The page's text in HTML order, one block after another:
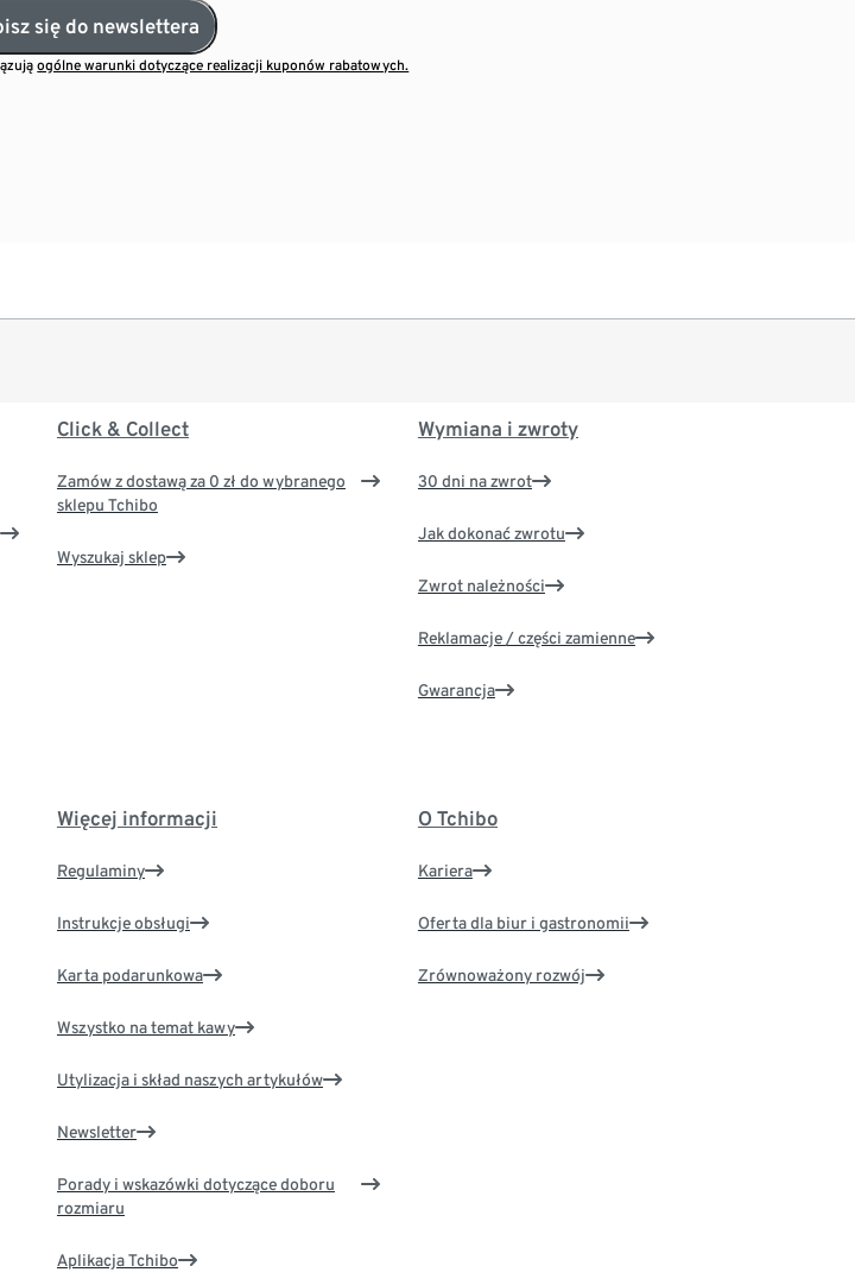
się do newslettera
ogólne warunki dotyczące realizacji kuponów rabatowych.
Click & Collect
Zamów z dostawą za 0 zł do wybranego
sklepu Tchibo
Wyszukaj sklep
Wymiana i zwroty
30 dni na zwrot
Jak dokonać zwrotu
Zwrot należności
Reklamacje / części zamienne
Gwarancja
Więcej informacji
Regulaminy
Instrukcje obsługi
Karta podarunkowa
Wszystko na temat kawy
Utylizacja i skład naszych artykułów
Newsletter
Porady i wskazówki dotyczące doboru
rozmiaru
Aplikacja Tchibo
O Tchibo
Kariera
Oferta dla biur i gastronomii
Zrównoważony rozwój